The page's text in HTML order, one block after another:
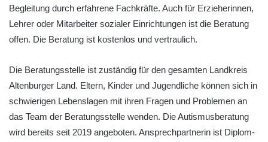
Begleitung durch erfahrene Fachkräfte. Auch für Erzieherinnen,
Lehrer oder Mitarbeiter sozialer Einrichtungen ist die Beratung
offen. Die Beratung ist kostenlos und vertraulich.
Die Beratungsstelle ist zuständig für den gesamten Landkreis
Altenburger Land. Eltern, Kinder und Jugendliche können sich in
schwierigen Lebenslagen mit ihren Fragen und Problemen an
das Team der Beratungsstelle wenden. Die Autismusberatung
wird bereits seit 2019 angeboten. Ansprechpartnerin ist Diplom-